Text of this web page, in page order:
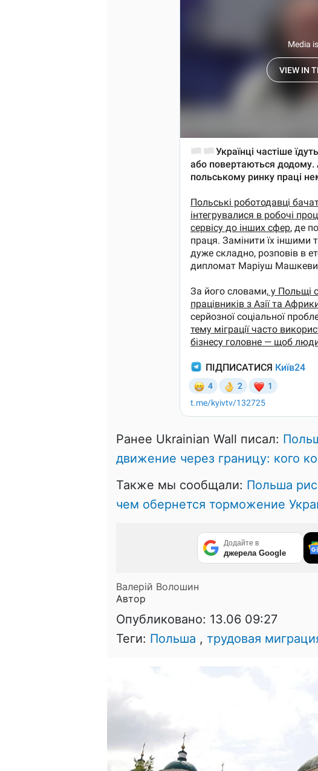
Ранее Ukrainian Wall писал:
движение через границу: кого
Также мы сообщали: Польша
чем обернется торможение
Додайте в
джерела Google
Валерій Волошин
Автор
Опубликовано: 13.06 09:27
Теги: Польша , трудовая